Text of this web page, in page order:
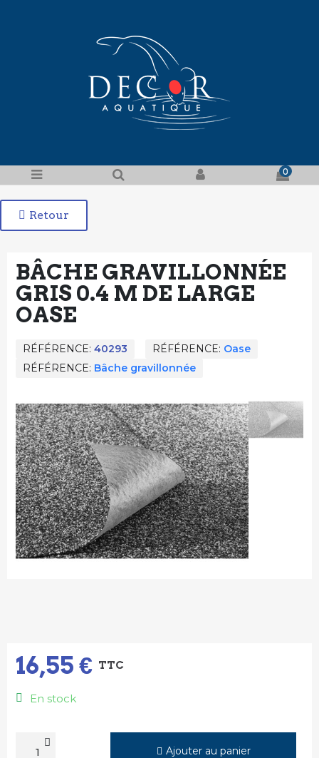
0
Retour
BÂCHE GRAVILLONNÉE
GRIS 0.4 M DE LARGE
OASE
RÉFÉRENCE 40293 RÉFÉRENCE Oase
RÉFÉRENCE Bâche gravillonnée
16,55 € TTC
En stock
Ajouter au panier